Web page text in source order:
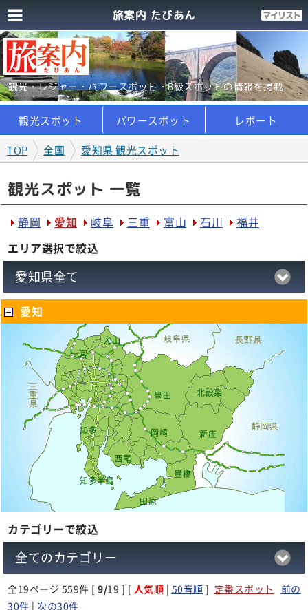
旅案内 たびあん
観光・レジャー・パワースポット・B級スポットの情報を掲載
観光スポット パワースポット
レポート
TOP
全国 愛知県 観光スポット
観光スポット 一覧
静岡 愛知 岐阜 三重 富山 石川
福井
エリア選択で絞込
愛知県全て
愛知
新庄
豊橋
田原
西尾
北設楽
豊田
岡崎
犬山
一宮
知多
知多半島
カテゴリーで絞込
全てのカテゴリー
全19ページ 559件 [ 9/19 ] [ 人気順 | 50音順 ] 定番スポット
前の
30件 | 次の30件